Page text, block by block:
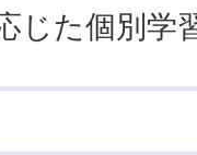
じた個別学